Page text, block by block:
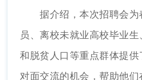
据介绍，本次招聘会为
员、离校未就业高校毕业
和脱贫人口等重点群体提
对面交流的机会，帮助他